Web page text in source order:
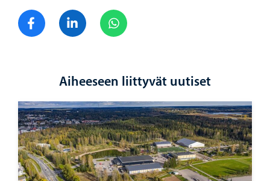
Jaa FacebookJaa LinkedIn
Aiheeseen liittyvät uutiset